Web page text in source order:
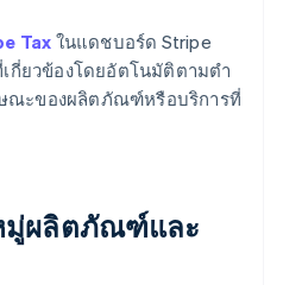
Tax ในแดชบอร์ด Stripe
กี่ยวข้องโดยอัตโนมัติตามตํา
ณะของผลิตภัณฑ์หรือบริการที่
มู่ผลิตภัณฑ์และ